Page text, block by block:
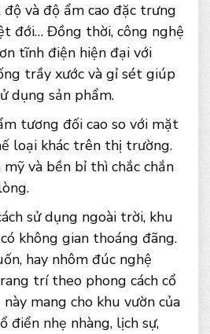
và độ ẩm cao đặc trưng
đới… Đồng thời, công nghệ
tĩnh điện hiện đại với
trầy xước và gỉ sét giúp
dụng sản phẩm.
tương đối cao so với mặt
loại khác trên thị trường.
và bền bỉ thì chắc chắn
sử dụng ngoài trời, khu
không gian thoáng đãng.
hay nhôm đúc nghệ
trí theo phong cách cổ
mang cho khu vườn của
điển nhẹ nhàng, lịch sự,